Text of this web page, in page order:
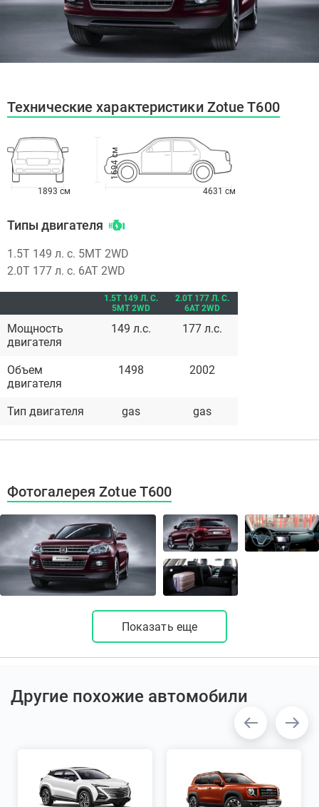
Технические характеристики Zotue T600
1893 см
1694 см
4631 см
Типы двигателя
1.5T 149 л. с. 5МТ 2WD
2.0T 177 л. с. 6АТ 2WD
1.5T 149 Л. С.
5МТ 2WD
2.0T 177 Л. С.
6АТ 2WD
Мощность
двигателя
149 л.с. 177 л.с.
Объем
двигателя
1498 2002
Тип двигателя gas gas
Фотогалерея Zotue T600
Показать еще
Другие похожие автомобили